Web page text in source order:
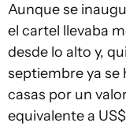
Aunque se
el cartel llevaba
desde lo alto y,
septiembre ya se
casas por un
equivalente a